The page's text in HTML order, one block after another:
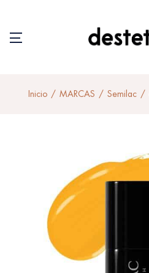
Inicio MARCAS Semilac